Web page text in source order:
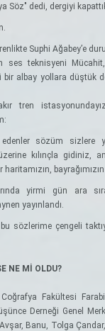
Söz" dedi, dergiyi
Suphi Ağabey’e
ses teknisyeni
bir albay yollara düştük
tren
sözüm sizlere
kılınçla gidiniz,
yirmi gün ara
yayınlandı.
sözlerime çengeli
NE Mİ OLDU?
Fakültesi
Derneği Genel
Banu, Tolga Çandar,